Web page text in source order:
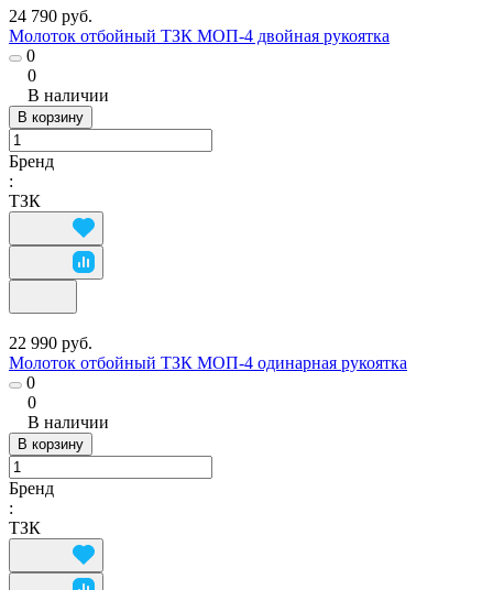
24 790 руб.
Молоток отбойный ТЗК МОП-4 двойная рукоятка
0
0
В наличии
В корзину
Бренд
:
ТЗК
22 990 руб.
Молоток отбойный ТЗК МОП-4 одинарная рукоятка
0
0
В наличии
В корзину
Бренд
:
ТЗК